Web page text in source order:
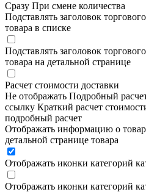
Сразу При смене количества
Подставлять заголовок
товара в списке
Подставлять заголовок
товара на детальной странице
Расчет стоимости доставки
Не отображать Подробный
ссылку Краткий расчет
подробный расчет
Отображать информацию о
детальной странице товара
Отображать иконки категорий
Отображать иконки категорий